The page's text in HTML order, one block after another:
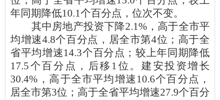
年同期降低10.1个百分点， 位次不变。
其中房地产投资下降2.1%，高于全市平
均增速4.8个百分点，居全市第4位；高于全
省平均增速14.3个百分点；较上年同期降低
17.5个百分点，后移1位。建安投资增长
30.4%，高于全市平均增速10.6个百分点，
居全市第3位；高于全省平均增速27.9个百分